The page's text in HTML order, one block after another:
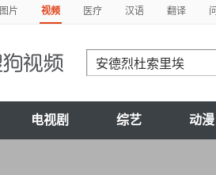
图片 视频 医疗 汉语 翻译
电视剧 综艺 动漫